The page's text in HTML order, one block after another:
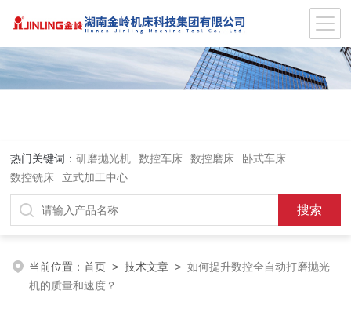
热门关键词：研磨抛光机 数控车床 数控磨床
卧式车床
数控铣床
立式加工中心
当前位置：首页 >技术文章 >如何提升数控全自动打磨抛光
机的质量和速度？